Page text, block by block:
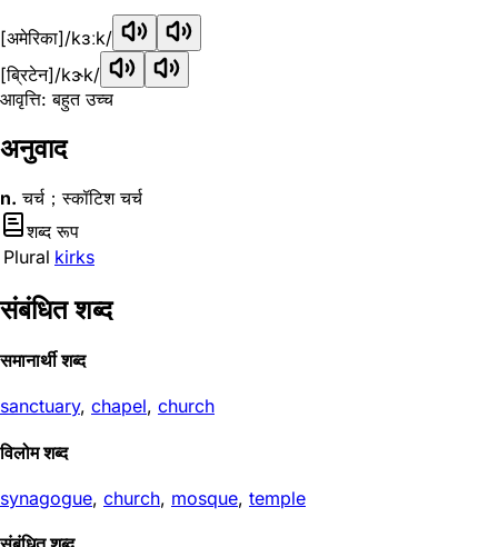
[अमेरिका]/kɜːk/
[ब्रिटेन]/kɝk/
आवृत्ति: बहुत उच्च
अनुवाद
n. चर्च；स्कॉटिश चर्च
शब्द रूप
Plural kirks
संबंधित शब्द
समानार्थी शब्द
sanctuary, chapel, church
विलोम शब्द
synagogue, church, mosque, temple